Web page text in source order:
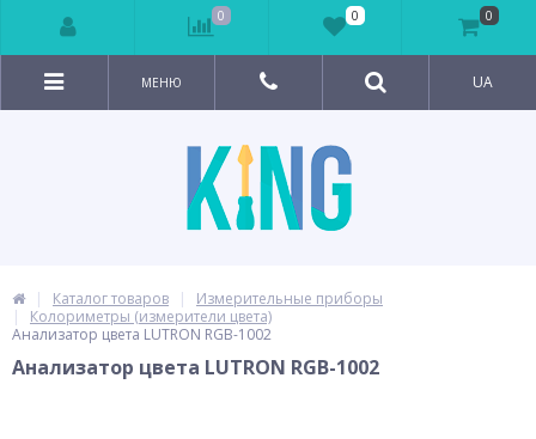
МЕНЮ UA
Каталог товаров
Измерительные приборы
Колориметры (измерители цвета)
Анализатор цвета LUTRON RGB-1002
Анализатор цвета LUTRON RGB-1002
0 0 0